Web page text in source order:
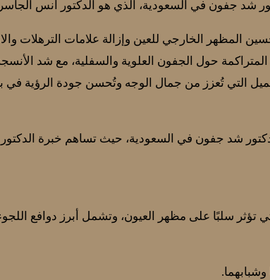
شد جفون في السعودية، الذي هو الدكتور أنس
الخارجي للعين وإزالة علامات الترهلات
المتراكمة حول الجفون العلوية والسفلية، مع شد
التي تُعزز من جمال الوجه وتُحسن جودة الرؤية في
شد جفون في السعودية، حيث تساهم خبرة
سلبًا على مظهر العيون، وتشمل أبرز دوافع اللجوء
وشبابهما.